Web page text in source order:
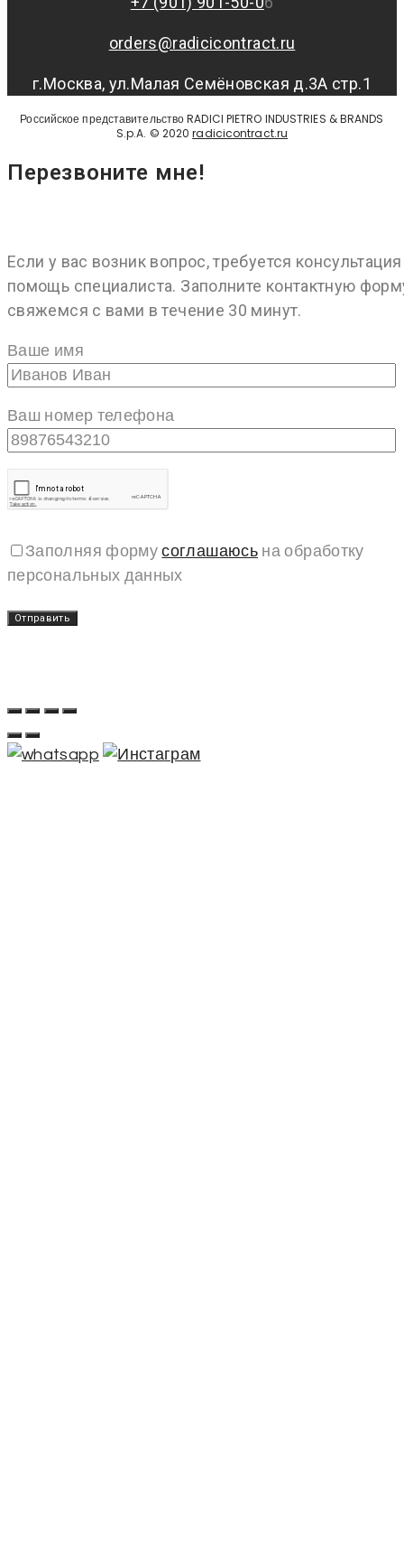
orders@radicicontract.ru
г.Москва, ул.Малая Семёновская д.3А стр.1
Российское представительство RADICI PIETRO INDUSTRIES & BRANDS
S.p.A. © 2020radicicontract.ru
Перезвоните мне!
Если у вас возник вопрос, требуется
помощь специалиста. Заполните контактную
свяжемся с вами в течение 30 минут.
Ваше имя
Ваш номер телефона
Заполняя формусоглашаюсь на обработку
персональных данных